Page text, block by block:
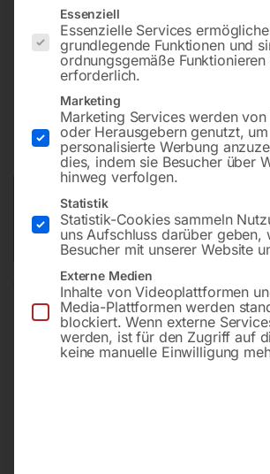
zu Industrie 1000-2000/250
7,20
inkl. MwSt. zzgl.Versandkosten
Lieferzeit:Versandbereit in KW 40/2026
Versandkosten Standard (Österreich):
Bitte beachten Sie: Die Versandkosten
Andere Länder können abweichen.
In den
Es folgt eine Liste der Service-Gruppen,
Essenziell
Essenzielle Services
grundlegende Funktionen und
ordnungsgemäße
erforderlich.
Marketing
Marketing Services werden
oder Herausgebern genutzt, um
personalisierte Werbung
dies, indem sie Besucher über
hinweg verfolgen.
Statistik
Statistik-Cookies sammeln
uns Aufschluss darüber geben,
Besucher mit unserer Website
Externe Medien
Inhalte von Videoplattformen
Media-Plattformen werden
blockiert. Wenn externe
werden, ist für den Zugriff auf
keine manuelle Einwilligung